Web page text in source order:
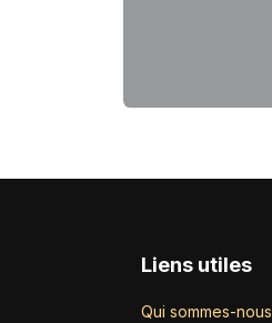
Liens utiles
Qui sommes-nous